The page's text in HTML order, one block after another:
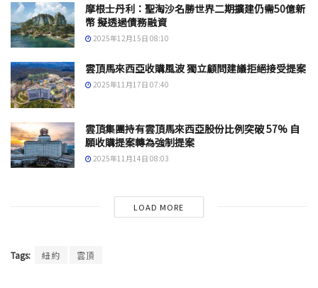
摩根士丹利：聖淘沙名勝世界二期擴建仍需50億新
幣 擬透過債務融資
2025年12月15日 08:10
雲頂馬來西亞收購風波 獨立顧問建議拒絕接受提案
2025年11月17日 07:40
雲頂集團持有雲頂馬來西亞股份比例突破 57% 自
願收購提案轉為強制提案
2025年11月14日 08:03
LOAD MORE
Tags: 紐約 雲頂